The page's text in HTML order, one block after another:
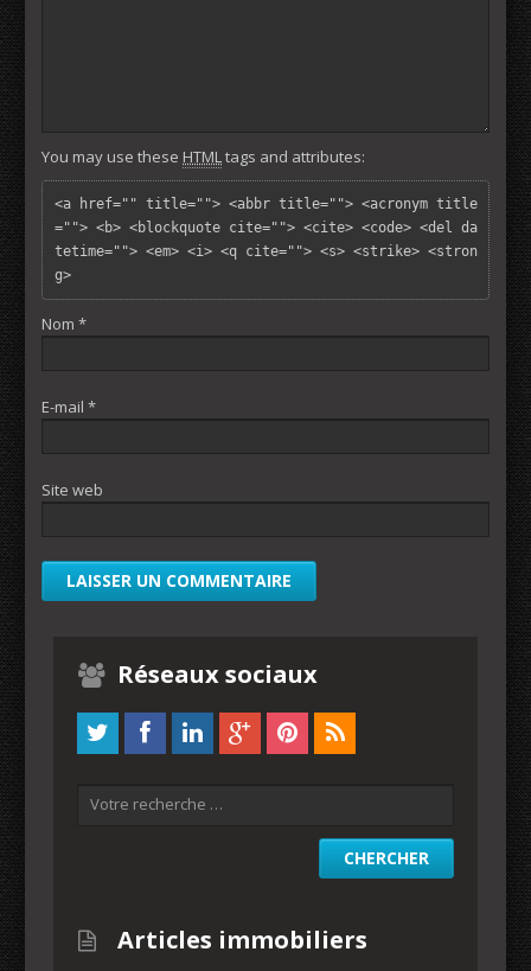
You may use these HTMLtags and attributes:
<a href="" title=""> <abbr title=""> <acronym title
=""> <b> <blockquote cite=""> <cite> <code> <del da
tetime=""> <em> <i> <q cite=""> <s> <strike> <stron
g>
Nom *
E-mail *
Site web
Réseaux sociaux
Articles immobiliers